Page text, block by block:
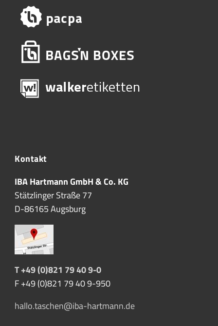
Kontakt
IBA Hartmann GmbH & Co. KG
Stätzlinger Straße 77
D-86165 Augsburg
T +49 (0)821 79 40 9-0
F +49 (0)821 79 40 9-950
hallo.taschen@iba-hartmann.de